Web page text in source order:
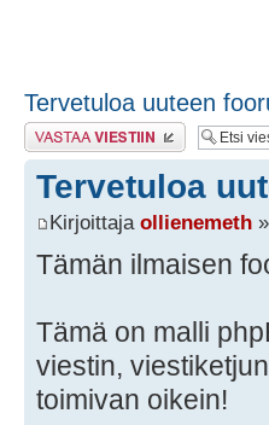
Tervetuloa uuteen
Lähetä vastaus
Tervetuloa
Kirjoittaja ollienemeth
Tämän ilmaisen
Tämä on malli
viestin,
toimivan oikein!